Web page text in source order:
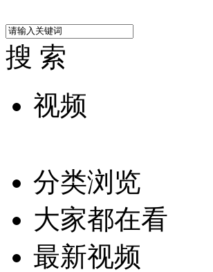
搜 索
视频
分类浏览
大家都在看
最新视频